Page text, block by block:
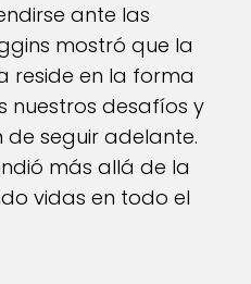
ante las
mostró que la
reside en la forma
nuestros desafíos y
seguir adelante.
más allá de la
vidas en todo el